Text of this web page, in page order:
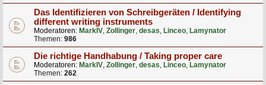
Das Identifizieren von Schreibgeräten / Identifying
different writing instruments
Moderatoren: MarkIV, Zollinger, desas, Linceo, Lamynator
Themen: 986
Die richtige Handhabung / Taking proper care
Moderatoren: MarkIV, Zollinger, desas, Linceo, Lamynator
Themen: 262